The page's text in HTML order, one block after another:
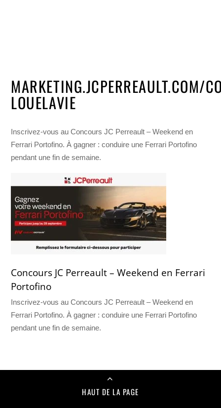
MARKETING.JCPERREAULT.COM/
LOUELAVIE
Inscrivez-vous au Concours JC Perreault – Weekend en
Ferrari Portofino. À gagner : conduire une Ferrari Portofino
pendant une fin de semaine.
Concours JC Perreault – Weekend en Ferrari
Portofino
Inscrivez-vous au Concours JC Perreault – Weekend en
Ferrari Portofino. À gagner : conduire une Ferrari Portofino
pendant une fin de semaine.
HAUT DE LA PAGE